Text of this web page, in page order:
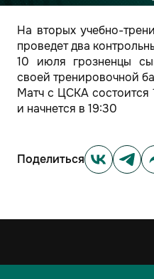
На вторых учебно-
проведет два
10 июля грозненцы
своей тренировочной
Матч с ЦСКА
и начнется в 19:30
Поделиться